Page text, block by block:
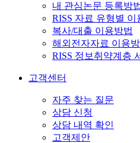
내 관심논문 등록방
RISS 자료 유형별 이
복사/대출 이용방법
해외전자자료 이용
RISS 정보취약계층
고객센터
자주 찾는 질문
상담 신청
상담 내역 확인
고객제안